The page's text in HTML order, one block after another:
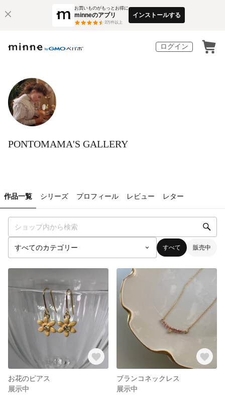
お買いものがもっとお得に
minneのアプリ
3万件以上
インストールする
ログイン
PONTOMAMA'S GALLERY
作品一覧 シリーズ プロフィール レビュー レター
すべて 販売中
お花のピアス
展示中
ブランコネックレス
展示中